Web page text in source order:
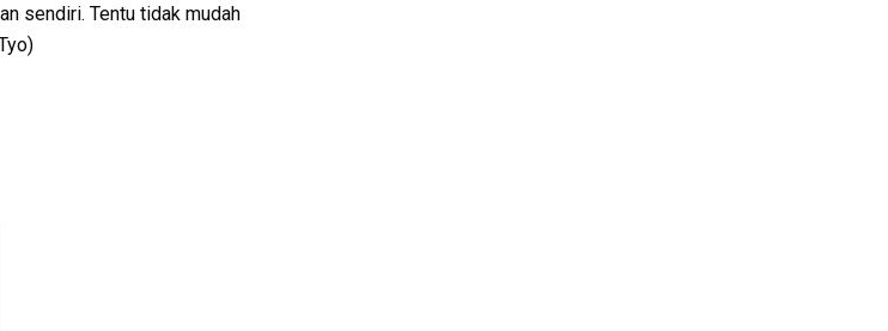
sendiri. Tentu tidak mudah